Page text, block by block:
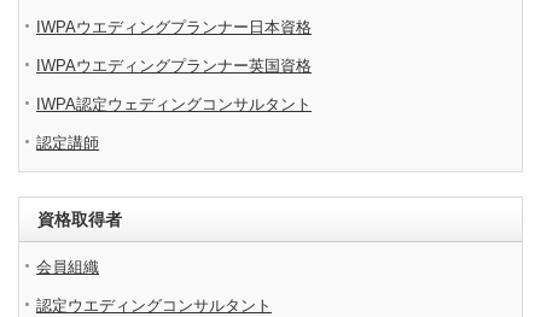
IWPAウエディングプランナー日本資格
IWPAウエディングプランナー英国資格
IWPA認定ウェディングコンサルタント
認定講師
資格取得者
会員組織
認定ウエディングコンサルタント